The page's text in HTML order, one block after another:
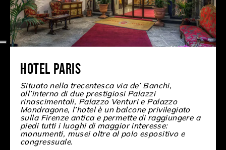
Hotel Paris
Situato nella trecentesca via de’ Banchi,
all’interno di due prestigiosi Palazzi
rinascimentali, Palazzo Venturi e Palazzo
Mondragone, l’hotel è un balcone privilegiato
sulla Firenze antica e permette di raggiungere a
piedi tutti i luoghi di maggior interesse:
monumenti, musei oltre al polo espositivo e
congressuale.